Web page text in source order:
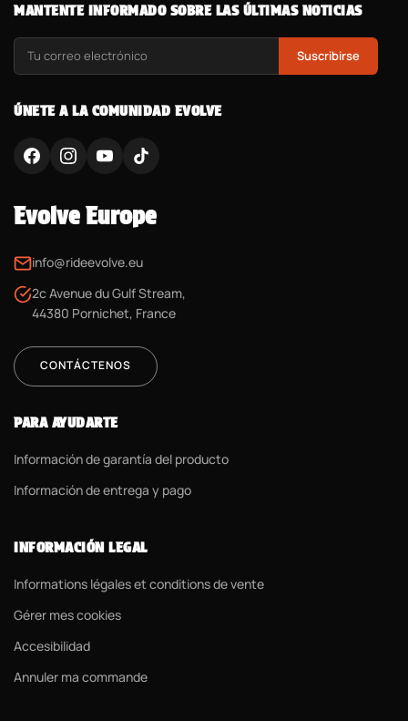
MANTENTE INFORMADO SOBRE LAS ÚLTIMAS NOTICIAS
Suscribirse
ÚNETE A LA COMUNIDAD EVOLVE
Evolve Europe
info@rideevolve.eu
2c Avenue du Gulf Stream,
44380 Pornichet, France
CONTÁCTENOS
PARA AYUDARTE
Información de garantía del producto
Información de entrega y pago
INFORMACIÓN LEGAL
Informations légales et conditions de vente
Gérer mes cookies
Accesibilidad
Annuler ma commande